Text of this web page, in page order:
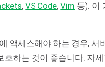
,VS Code,Vim 등). 이
액세스해야 하는 경우, 서
호하는 것이 좋습니다. 자